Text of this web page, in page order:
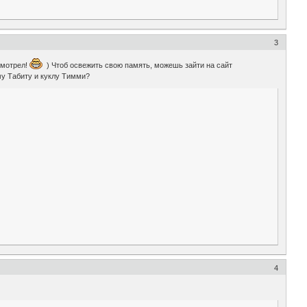
3
) Чтоб освежить свою память, можешь зайти на сайт
Табиту и куклу Тимми?
4